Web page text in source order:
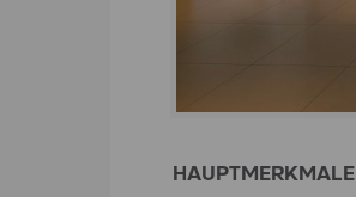
HAUPTMERKMALE